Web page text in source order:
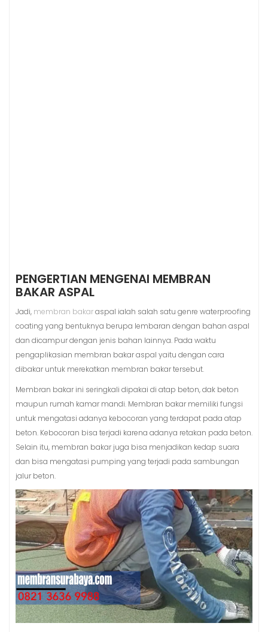
PENGERTIAN MENGENAI MEMBRAN
BAKAR ASPAL
Jadi, membran bakaraspal ialah salah satu genre waterproofing
coating yang bentuknya berupa lembaran dengan bahan aspal
dan dicampur dengan jenis bahan lainnya. Pada waktu
pengaplikasian membran bakar aspal yaitu dengan cara
dibakar untuk merekatkan membran bakar tersebut.
Membran bakar ini seringkali dipakai di atap beton, dak beton
maupun rumah kamar mandi. Membran bakar memiliki fungsi
untuk mengatasi adanya kebocoran yang terdapat pada atap
beton. Kebocoran bisa terjadi karena adanya retakan pada beton.
Selain itu, membran bakar juga bisa menjadikan kedap suara
dan bisa mengatasi pumping yang terjadi pada sambungan
jalur beton.